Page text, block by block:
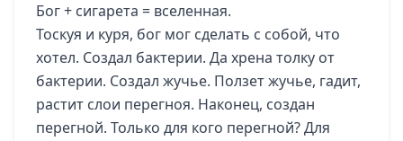
Бог + сигарета = вселенная.
Тоскуя и куря, бог мог сделать с собой, что
хотел. Создал бактерии. Да хрена толку от
бактерии. Создал жучье. Ползет жучье, гадит,
растит слои перегноя. Наконец, создан
перегной. Только для кого перегной? Для